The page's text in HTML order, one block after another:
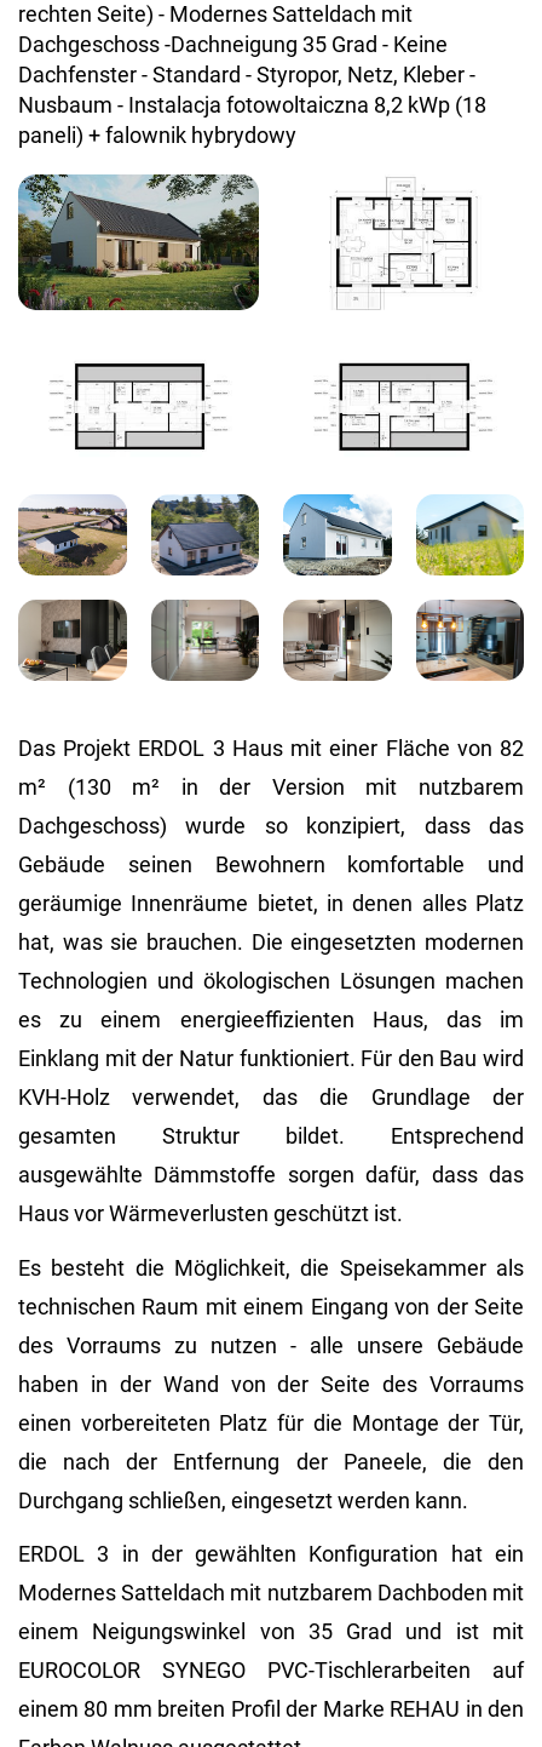
Das Projekt ERDOL 3 Haus mit einer Fläche von 82
m² (130 m² in der Version mit nutzbarem
Dachgeschoss) wurde so konzipiert, dass das
Gebäude seinen Bewohnern komfortable und
geräumige Innenräume bietet, in denen alles Platz
hat, was sie brauchen. Die eingesetzten modernen
Technologien und ökologischen Lösungen machen
es zu einem energieeffizienten Haus, das im
Einklang mit der Natur funktioniert. Für den Bau wird
KVH-Holz verwendet, das die Grundlage der
gesamten Struktur bildet. Entsprechend
ausgewählte Dämmstoffe sorgen dafür, dass das
Haus vor Wärmeverlusten geschützt ist.
Es besteht die Möglichkeit, die Speisekammer als
technischen Raum mit einem Eingang von der Seite
des Vorraums zu nutzen - alle unsere Gebäude
haben in der Wand von der Seite des Vorraums
einen vorbereiteten Platz für die Montage der Tür,
die nach der Entfernung der Paneele, die den
Durchgang schließen, eingesetzt werden kann.
ERDOL 3 in der gewählten Konfiguration hat ein
Modernes Satteldach mit nutzbarem Dachboden mit
einem Neigungswinkel von 35 Grad und ist mit
EUROCOLOR SYNEGO PVC-Tischlerarbeiten auf
einem 80 mm breiten Profil der Marke REHAU in den